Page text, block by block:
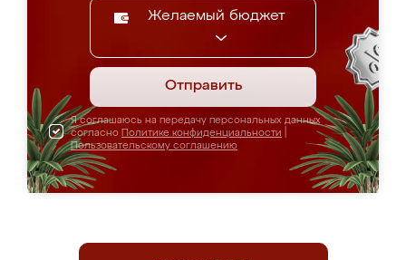
Желаемый бюджет
Отправить
Я соглашаюсь на передачу персональных данных
согласно Политике конфиденциальности
Пользовательскому соглашению